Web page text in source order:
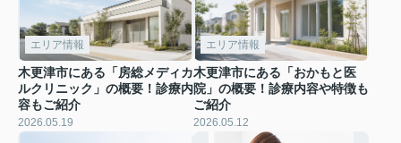
エリア情報
木更津市にある「房総メディカ
ルクリニック」の概要！診療内
容もご紹介
2026.05.19
エリア情報
木更津市にある「おかもと医
院」の概要！診療内容や特徴も
ご紹介
2026.05.12